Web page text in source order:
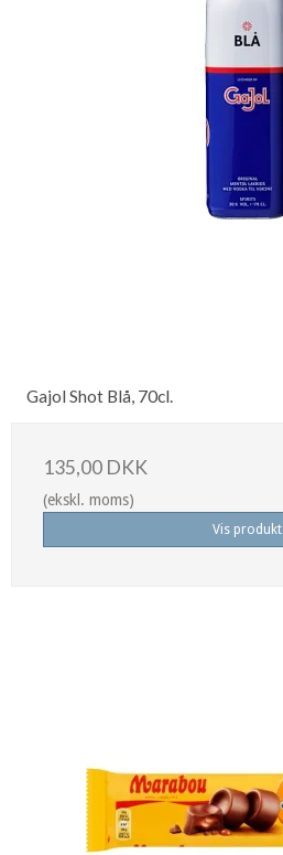
Gajol Shot Blå, 70cl.
135,00 DKK
(ekskl. moms)
Vis produkt